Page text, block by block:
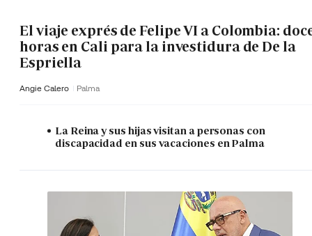
El viaje exprés de Felipe VI a Colombia:
horas en Cali para la investidura de De la
Espriella
Angie Calero Palma
La Reina y sus hijas visitan a personas con
discapacidad en sus vacaciones en Palma